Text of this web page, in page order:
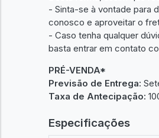
- Sinta-se à vontade para
conosco e aproveitar o
- Caso tenha qualquer
basta entrar em contato
PRÉ-VENDA*
Previsão de Entrega:
Taxa de Antecipação:
Especificações